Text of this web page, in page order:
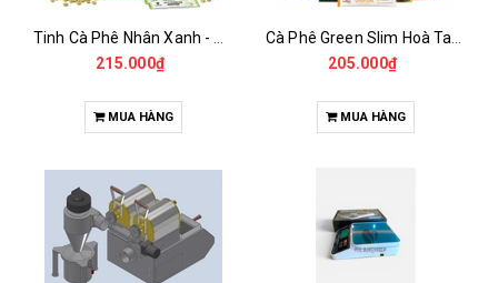
215.000₫
MUA HÀNG
205.000₫
MUA HÀNG